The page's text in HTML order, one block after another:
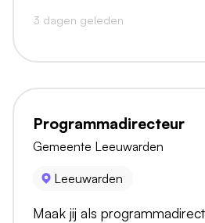
3 dagen geleden
Programmadirecteur
Gemeente Leeuwarden
Leeuwarden
Maak jij als